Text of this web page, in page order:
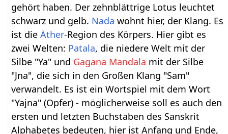
gehört haben. Der zehnblättrige Lotus leuchtet
schwarz und gelb. Nada wohnt hier, der Klang. Es
ist dieÄther-Region des Körpers. Hier gibt es
zwei Welten: Patala, die niedere Welt mit der
Silbe "Ya" und Gagana Mandala mit der Silbe
"Jna", die sich in den Großen Klang "Sam"
verwandelt. Es ist ein Wortspiel mit dem Wort
"Yajna" (Opfer) - möglicherweise soll es auch den
ersten und letzten Buchstaben des Sanskrit
Alphabetes bedeuten, hier ist Anfang und Ende,